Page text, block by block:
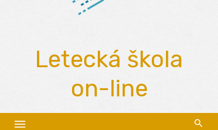
Letecká škola
on-line